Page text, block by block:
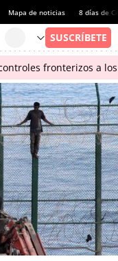
Mapa de noticias 8 días de
fronterizos a